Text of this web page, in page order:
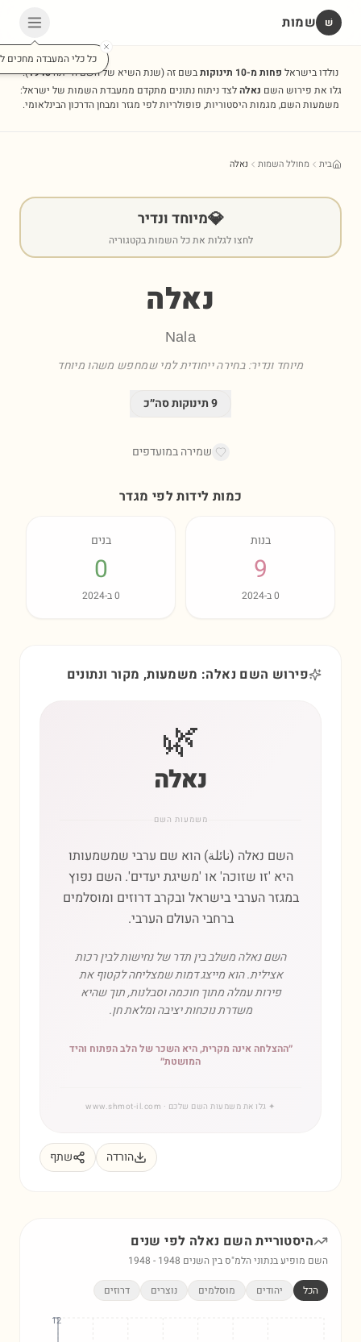
שׁ שמות
כל כלי המעבדה מחכים
נולדו בישראל פחות מ-10 תינוקות בשם זה(שנת השיא של השם הייתה1948
).
גלו את פירוש השם נאלהלצד ניתוח נתונים מתקדם ממעבדת השמות של ישראל:
משמעות השם, מגמות היסטוריות, פופולריות לפי מגזר ומבחן הדרכון הבינלאומי.
בית מחולל השמות נאלה
💎מיוחד ונדיר
לחצו לגלות את כל השמות בקטגוריה
נאלה
Nala
מיוחד ונדיר: בחירה ייחודית למי שמחפש משהו מיוחד
9תינוקות סה״כ
שמירה במועדפים
כמות לידות לפי מגדר
בנות
9
0ב-2024
בנים
0
0ב-2024
פירוש השם נאלה: משמעות, מקור ונתונים
🌿
נאלה
משמעות השם
השם נאלה (نائلة) הוא שם ערבי שמשמעותו
היא 'זו שזוכה' או 'משיגת יעדים'. השם נפוץ
במגזר הערבי בישראל ובקרב דרוזים ומוסלמים
ברחבי העולם הערבי.
השם נאלה משלב בין תדר של נחישות לבין רכות
אצילית. הוא מייצג דמות שמצליחה לקטוף את
פירות עמלה מתוך חוכמה וסבלנות, תוך שהיא
משדרת נוכחות יציבה ומלאת חן.
״ההצלחה אינה מקרית, היא השכר של הלב הפתוח והיד
המושטת״
✦ גלו את משמעות השם שלכם · www.shmot-il.com
הורדה שתף
היסטוריית השם נאלה לפי שנים
השם מופיע בנתוני הלמ"ס בין השנים 1948 - 1948
הכל יהודים מוסלמים נוצרים דרוזים
12